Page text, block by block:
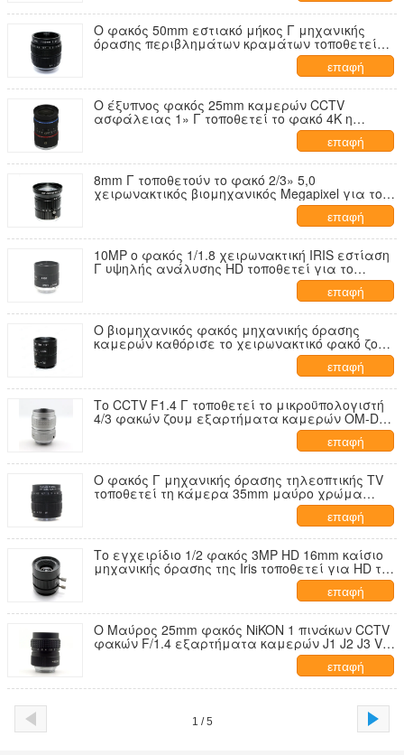
Ο φακός 50mm εστιακό μήκος Γ μηχανικής
όρασης περιβλημάτων κραμάτων τοποθετεί
επαφή
Ο έξυπνος φακός 25mm καμερών CCTV
ασφάλειας 1» Γ τοποθετεί το φακό 4K η
επαφή
8mm Γ τοποθετούν το φακό 2/3» 5,0
χειρωνακτικός βιομηχανικός Megapixel για το
επαφή
10MP ο φακός 1/1.8 χειρωνακτική IRIS εστίαση
Γ υψηλής ανάλυσης HD τοποθετεί για το
βιομηχανικό μικροσκόπιο καμερών CCTV
επαφή
Ο βιομηχανικός φακός μηχανικής όρασης
καμερών καθόρισε το χειρωνακτικό φακό ζουμ
εστίασης της IRIS Γ τοποθετεί 3MP 25mm HD
επαφή
Το CCTV F1.4 Γ τοποθετεί το μικροϋπολογιστή
4/3 φακών ζουμ εξαρτήματα καμερών OM-D1
επαφή
Ο φακός Γ μηχανικής όρασης τηλεοπτικής TV
τοποθετεί τη κάμερα 35mm μαύρο χρώμα
επαφή
Το εγχειρίδιο 1/2 φακός 3MP HD 16mm καίσιο
μηχανικής όρασης της Iris τοποθετεί για HD τη
επαφή
Ο Μαύρος 25mm φακός NiKON 1 πινάκων CCTV
φακών F/1.4 εξαρτήματα καμερών J1 J2 J3 V1
επαφή
1 / 5